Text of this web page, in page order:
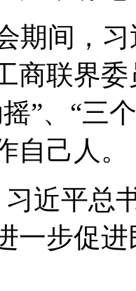
期间，
商联界
”、“三
自己人。
近平总
一步促